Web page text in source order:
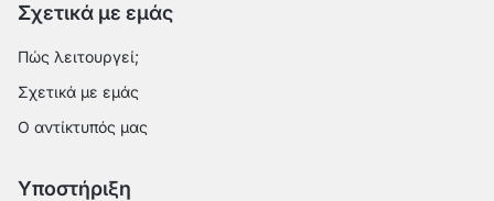
Σχετικά με εμάς
Πώς λειτουργεί;
Σχετικά με εμάς
Ο αντίκτυπός μας
Υποστήριξη